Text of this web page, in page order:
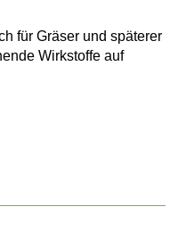
für Gräser und späterer
Wirkstoffe auf